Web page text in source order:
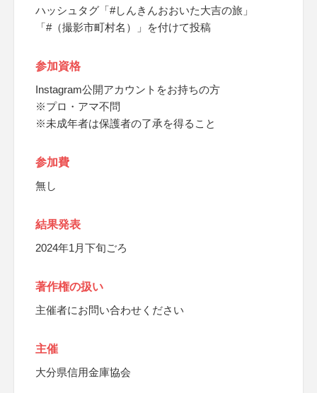
ハッシュタグ「#しんきんおおいた大吉の旅」
「#（撮影市町村名）」を付けて投稿
参加資格
Instagram公開アカウントをお持ちの方
※プロ・アマ不問
※未成年者は保護者の了承を得ること
参加費
無し
結果発表
2024年1月下旬ごろ
著作権の扱い
主催者にお問い合わせください
主催
大分県信用金庫協会